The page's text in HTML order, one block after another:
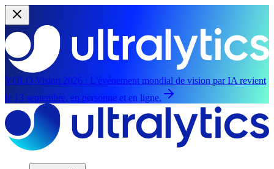
YOLO Vision 2026 : L'événement mondial de vision par IA revient
le 13 septembre, en personne et en ligne.